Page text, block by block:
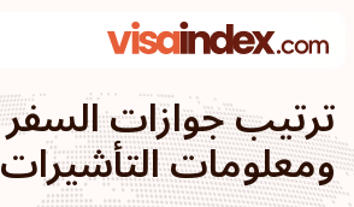
ترتيب جوازات السفر
ومعلومات التأشيرات